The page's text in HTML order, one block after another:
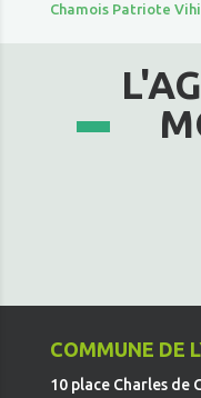
Chamois Patriote
COMMUNE DE
10 place Charles de